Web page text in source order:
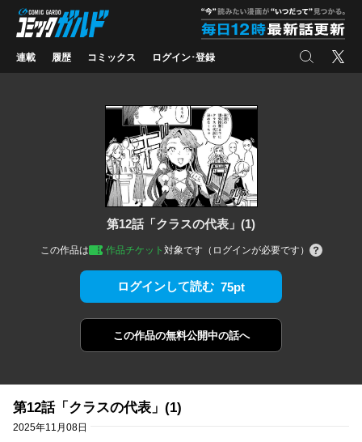
コミックガルド
連載 履歴 コミックス ログイン･登録 検索 X
第12話「クラスの代表」(1)
この作品は 作品チケット 対象です（ログインが必要です）
ログインして読む 75pt
この作品の無料公開中の話へ
第12話「クラスの代表」(1)
2025年11月08日